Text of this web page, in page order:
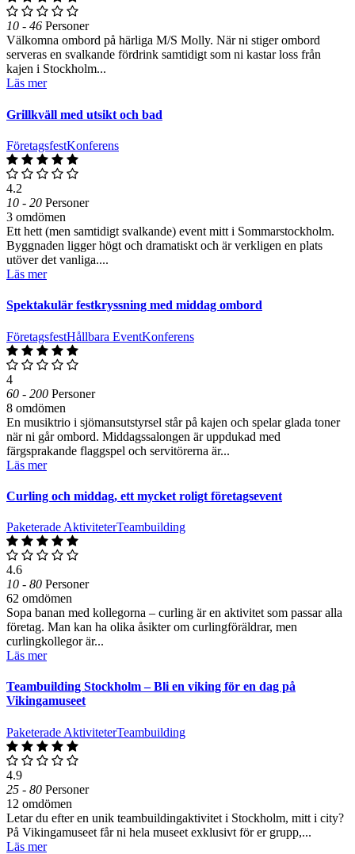
10 - 46 Personer
Välkomna ombord på härliga M/S Molly. När ni stiger ombord
serveras en svalkande fördrink samtidigt som ni kastar loss från
kajen i Stockholm...
Läs mer
Grillkväll med utsikt och bad
FöretagsfestKonferens
4.2
10 - 20 Personer
3 omdömen
Ett hett (men samtidigt svalkande) event mitt i Sommarstockholm.
Byggnaden ligger högt och dramatiskt och är verkligen en plats
utöver det vanliga....
Läs mer
Spektakulär festkryssning med middag ombord
FöretagsfestHållbara EventKonferens
4
60 - 200 Personer
8 omdömen
En musiktrio i sjömansutstyrsel står på kajen och spelar glada toner
när ni går ombord. Middagssalongen är uppdukad med
färgsprakande flaggspel och servitörerna är...
Läs mer
Curling och middag, ett mycket roligt företagsevent
Paketerade AktiviteterTeambuilding
4.6
10 - 80 Personer
62 omdömen
Sopa banan med kollegorna – curling är en aktivitet som passar alla
företag. Man kan ha olika åsikter om curlingföräldrar, men
curlingkollegor är...
Läs mer
Teambuilding Stockholm – Bli en viking för en dag på
Vikingamuseet
Paketerade AktiviteterTeambuilding
4.9
25 - 80 Personer
12 omdömen
Letar du efter en unik teambuildingaktivitet i Stockholm, mitt i city?
På Vikingamuseet får ni hela museet exklusivt för er grupp,...
Läs mer